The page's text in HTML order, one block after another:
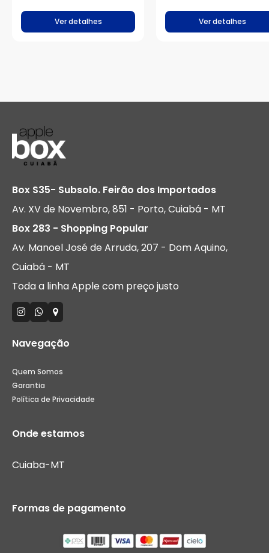
Azul-âncora
Ver detalhes
Pulseira Oceano
Ver detalhes
Box S35- Subsolo. Feirão dos Importados
Av. XV de Novembro, 851 - Porto, Cuiabá - MT
Box 283 - Shopping Popular
Av. Manoel José de Arruda, 207 - Dom Aquino,
Cuiabá - MT
Toda a linha Apple com preço justo
Navegação
Quem Somos
Garantia
Política de Privacidade
Onde estamos
Cuiaba-MT
Formas de pagamento